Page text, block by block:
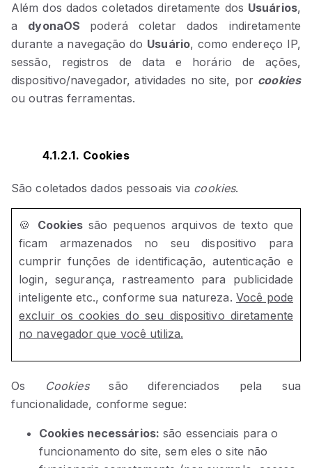
Além dos dados coletados diretamente dos Usuários,
a dyonaOS poderá coletar dados indiretamente
durante a navegação do Usuário, como endereço IP,
sessão, registros de data e horário de ações,
dispositivo/navegador, atividades no site, por cookies
ou outras ferramentas.
4.1.2.1. Cookies
São coletados dados pessoais via cookies.
🍪 Cookiessão pequenos arquivos de texto que
ficam armazenados no seu dispositivo para
cumprir funções de identificação, autenticação e
login, segurança, rastreamento para publicidade
inteligente etc., conforme sua natureza. Você pode
excluir os cookies do seu dispositivo diretamente
no navegador que você utiliza.
Os Cookiessão diferenciados pela sua
funcionalidade, conforme segue:
Cookies necessários: são essenciais para o
funcionamento do site, sem eles o site não